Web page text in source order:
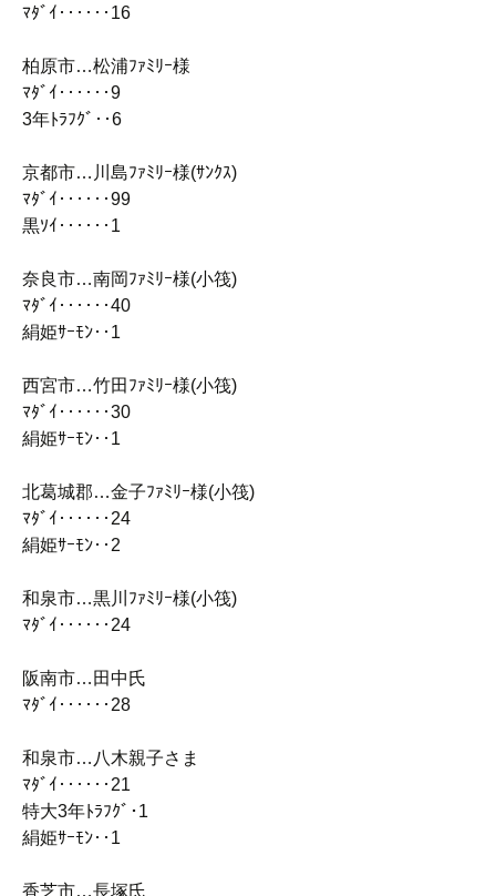
ﾏﾀﾞｲ‥‥‥16
柏原市…松浦ﾌｧﾐﾘｰ様
ﾏﾀﾞｲ‥‥‥9
3年ﾄﾗﾌｸﾞ‥6
京都市…川島ﾌｧﾐﾘｰ様(ｻﾝｸｽ)
ﾏﾀﾞｲ‥‥‥99
黒ｿｲ‥‥‥1
奈良市…南岡ﾌｧﾐﾘｰ様(小筏)
ﾏﾀﾞｲ‥‥‥40
絹姫ｻｰﾓﾝ‥1
西宮市…竹田ﾌｧﾐﾘｰ様(小筏)
ﾏﾀﾞｲ‥‥‥30
絹姫ｻｰﾓﾝ‥1
北葛城郡…金子ﾌｧﾐﾘｰ様(小筏)
ﾏﾀﾞｲ‥‥‥24
絹姫ｻｰﾓﾝ‥2
和泉市…黒川ﾌｧﾐﾘｰ様(小筏)
ﾏﾀﾞｲ‥‥‥24
阪南市…田中氏
ﾏﾀﾞｲ‥‥‥28
和泉市…八木親子さま
ﾏﾀﾞｲ‥‥‥21
特大3年ﾄﾗﾌｸﾞ･1
絹姫ｻｰﾓﾝ‥1
香芝市…長塚氏